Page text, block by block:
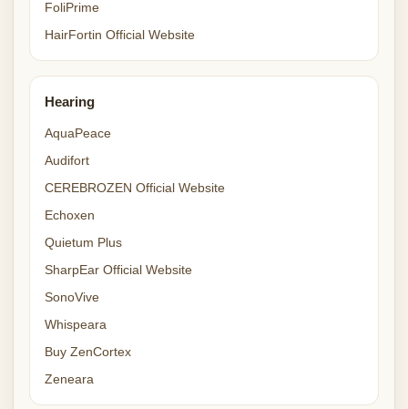
FoliPrime
HairFortin Official Website
Hearing
AquaPeace
Audifort
CEREBROZEN Official Website
Echoxen
Quietum Plus
SharpEar Official Website
SonoVive
Whispeara
Buy ZenCortex
Zeneara